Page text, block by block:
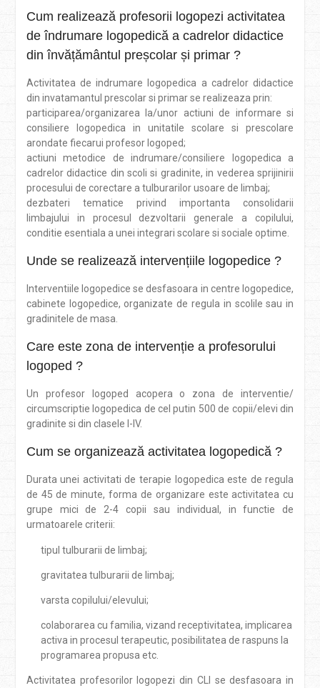
Cum realizează profesorii logopezi activitatea
de îndrumare logopedică a cadrelor didactice
din învățământul preșcolar și primar ?
Activitatea de indrumare logopedica a cadrelor didactice
din invatamantul prescolar si primar se realizeaza prin:
participarea/organizarea la/unor actiuni de informare si
consiliere logopedica in unitatile scolare si prescolare
arondate fiecarui profesor logoped;
actiuni metodice de indrumare/consiliere logopedica a
cadrelor didactice din scoli si gradinite, in vederea sprijinirii
procesului de corectare a tulburarilor usoare de limbaj;
dezbateri tematice privind importanta consolidarii
limbajului in procesul dezvoltarii generale a copilului,
conditie esentiala a unei integrari scolare si sociale optime.
Unde se realizează intervențiile logopedice ?
Interventiile logopedice se desfasoara in centre logopedice,
cabinete logopedice, organizate de regula in scolile sau in
gradinitele de masa.
Care este zona de intervenție a profesorului
logoped ?
Un profesor logoped acopera o zona de interventie/
circumscriptie logopedica de cel putin 500 de copii/elevi din
gradinite si din clasele I-IV.
Cum se organizează activitatea logopedică ?
Durata unei activitati de terapie logopedica este de regula
de 45 de minute, forma de organizare este activitatea cu
grupe mici de 2-4 copii sau individual, in functie de
urmatoarele criterii:
tipul tulburarii de limbaj;
gravitatea tulburarii de limbaj;
varsta copilului/elevului;
colaborarea cu familia, vizand receptivitatea, implicarea
activa in procesul terapeutic, posibilitatea de raspuns la
programarea propusa etc.
Activitatea profesorilor logopezi din CLI se desfasoara in